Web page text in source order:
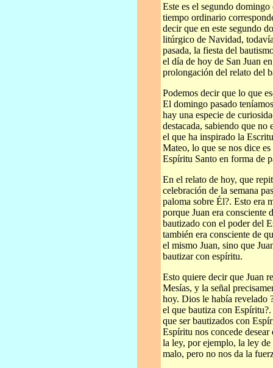
Este es el segundo
tiempo ordinario
decir que en este segundo
litúrgico de Navidad,
pasada, la fiesta del
el día de hoy de San Juan
prolongación del relato del
Podemos decir que lo que
El domingo pasado
hay una especie de
destacada, sabiendo que
el que ha inspirado la
Mateo, lo que se nos dice
Espíritu Santo en forma de
En el relato de hoy, que
celebración de la semana
paloma sobre Él?. Esto era
porque Juan era consciente
bautizado con el poder del
también era consciente de
el mismo Juan, sino que
bautizar con espíritu.
Esto quiere decir que Juan
Mesías, y la señal
hoy. Dios le había revelado
el que bautiza con
que ser bautizados con
Espíritu nos concede
la ley, por ejemplo, la ley
malo, pero no nos da la